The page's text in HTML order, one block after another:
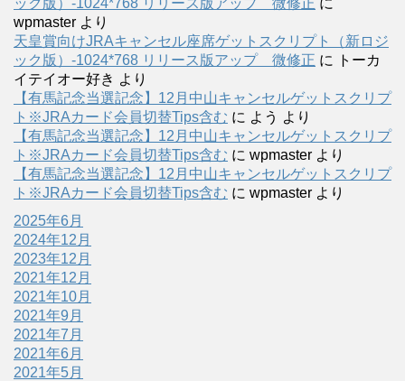
wpmaster より
天皇賞向けJRAキャンセル座席ゲットスクリプト（新ロジ
ック版）-1024*768 リリース版アップ 微修正 に
トーカ
イテイオー好き より
【有馬記念当選記念】12月中山キャンセルゲットスクリプ
ト※JRAカード会員切替Tips含む に よう より
【有馬記念当選記念】12月中山キャンセルゲットスクリプ
ト※JRAカード会員切替Tips含む に wpmaster より
【有馬記念当選記念】12月中山キャンセルゲットスクリプ
ト※JRAカード会員切替Tips含む に wpmaster より
2025年6月
2024年12月
2023年12月
2021年12月
2021年10月
2021年9月
2021年7月
2021年6月
2021年5月